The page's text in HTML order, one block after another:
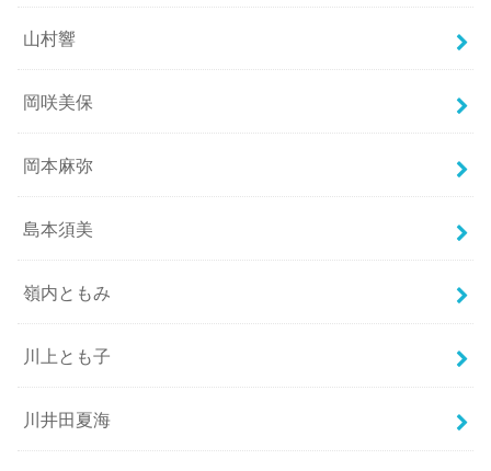
山村響
岡咲美保
岡本麻弥
島本須美
嶺内ともみ
川上とも子
川井田夏海